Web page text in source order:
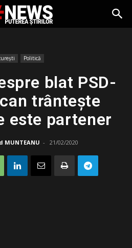
Politică
blat PSD-
trântește
este partener
MUNTEANU - 21/02/2020